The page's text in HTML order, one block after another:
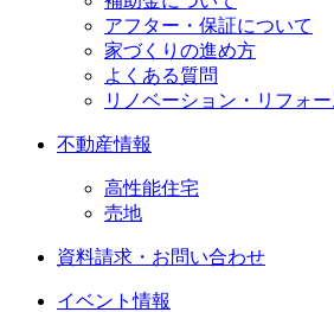
アフター・保証について
家づくりの進め方
よくある質問
リノベーション・リフォー
不動産情報
高性能住宅
売地
資料請求・お問い合わせ
イベント情報